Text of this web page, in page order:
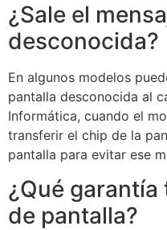
¿Sale el
desconocida?
En algunos modelos
pantalla desconocida al
Informática, cuando el
transferir el chip de la
pantalla para evitar ese
¿Qué
de pantalla?